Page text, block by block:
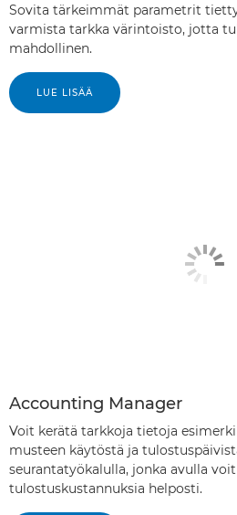
Sovita tärkeimmät parametrit
varmista tarkka värintoisto, jotta
mahdollinen.
LUE LISÄÄ
Accounting Manager
Voit kerätä tarkkoja tietoja
musteen käytöstä ja
seurantatyökalulla, jonka avulla
tulostuskustannuksia helposti.